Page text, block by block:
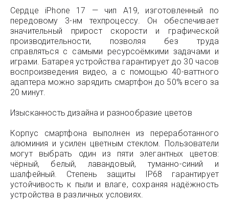
Сердце iPhone 17 — чип A19, изготовленный по
передовому 3-нм техпроцессу. Он обеспечивает
значительный прирост скорости и графической
производительности, позволяя без труда
справляться с самыми ресурсоёмкими задачами и
играми. Батарея устройства гарантирует до 30 часов
воспроизведения видео, а с помощью 40-ваттного
адаптера можно зарядить смартфон до 50% всего за
20 минут.
Изысканность дизайна и разнообразие цветов
Корпус смартфона выполнен из переработанного
алюминия и усилен цветным стеклом. Пользователи
могут выбрать один из пяти элегантных цветов:
чёрный, белый, лавандовый, туманно-синий и
шалфейный. Степень защиты IP68 гарантирует
устойчивость к пыли и влаге, сохраняя надёжность
устройства в различных условиях.